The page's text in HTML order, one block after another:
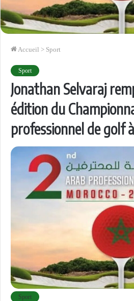
Accueil > Sport
Sport
Jonathan Selvaraj
édition du
professionnel de golf
Sport